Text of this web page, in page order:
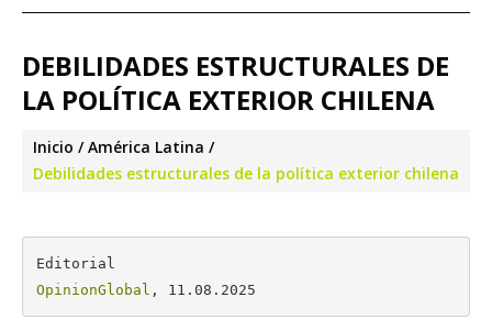
DEBILIDADES ESTRUCTURALES DE
LA POLÍTICA EXTERIOR CHILENA
Inicio
América Latina
Debilidades estructurales de la política exterior chilena
OpinionGlobal , 11.08.2025